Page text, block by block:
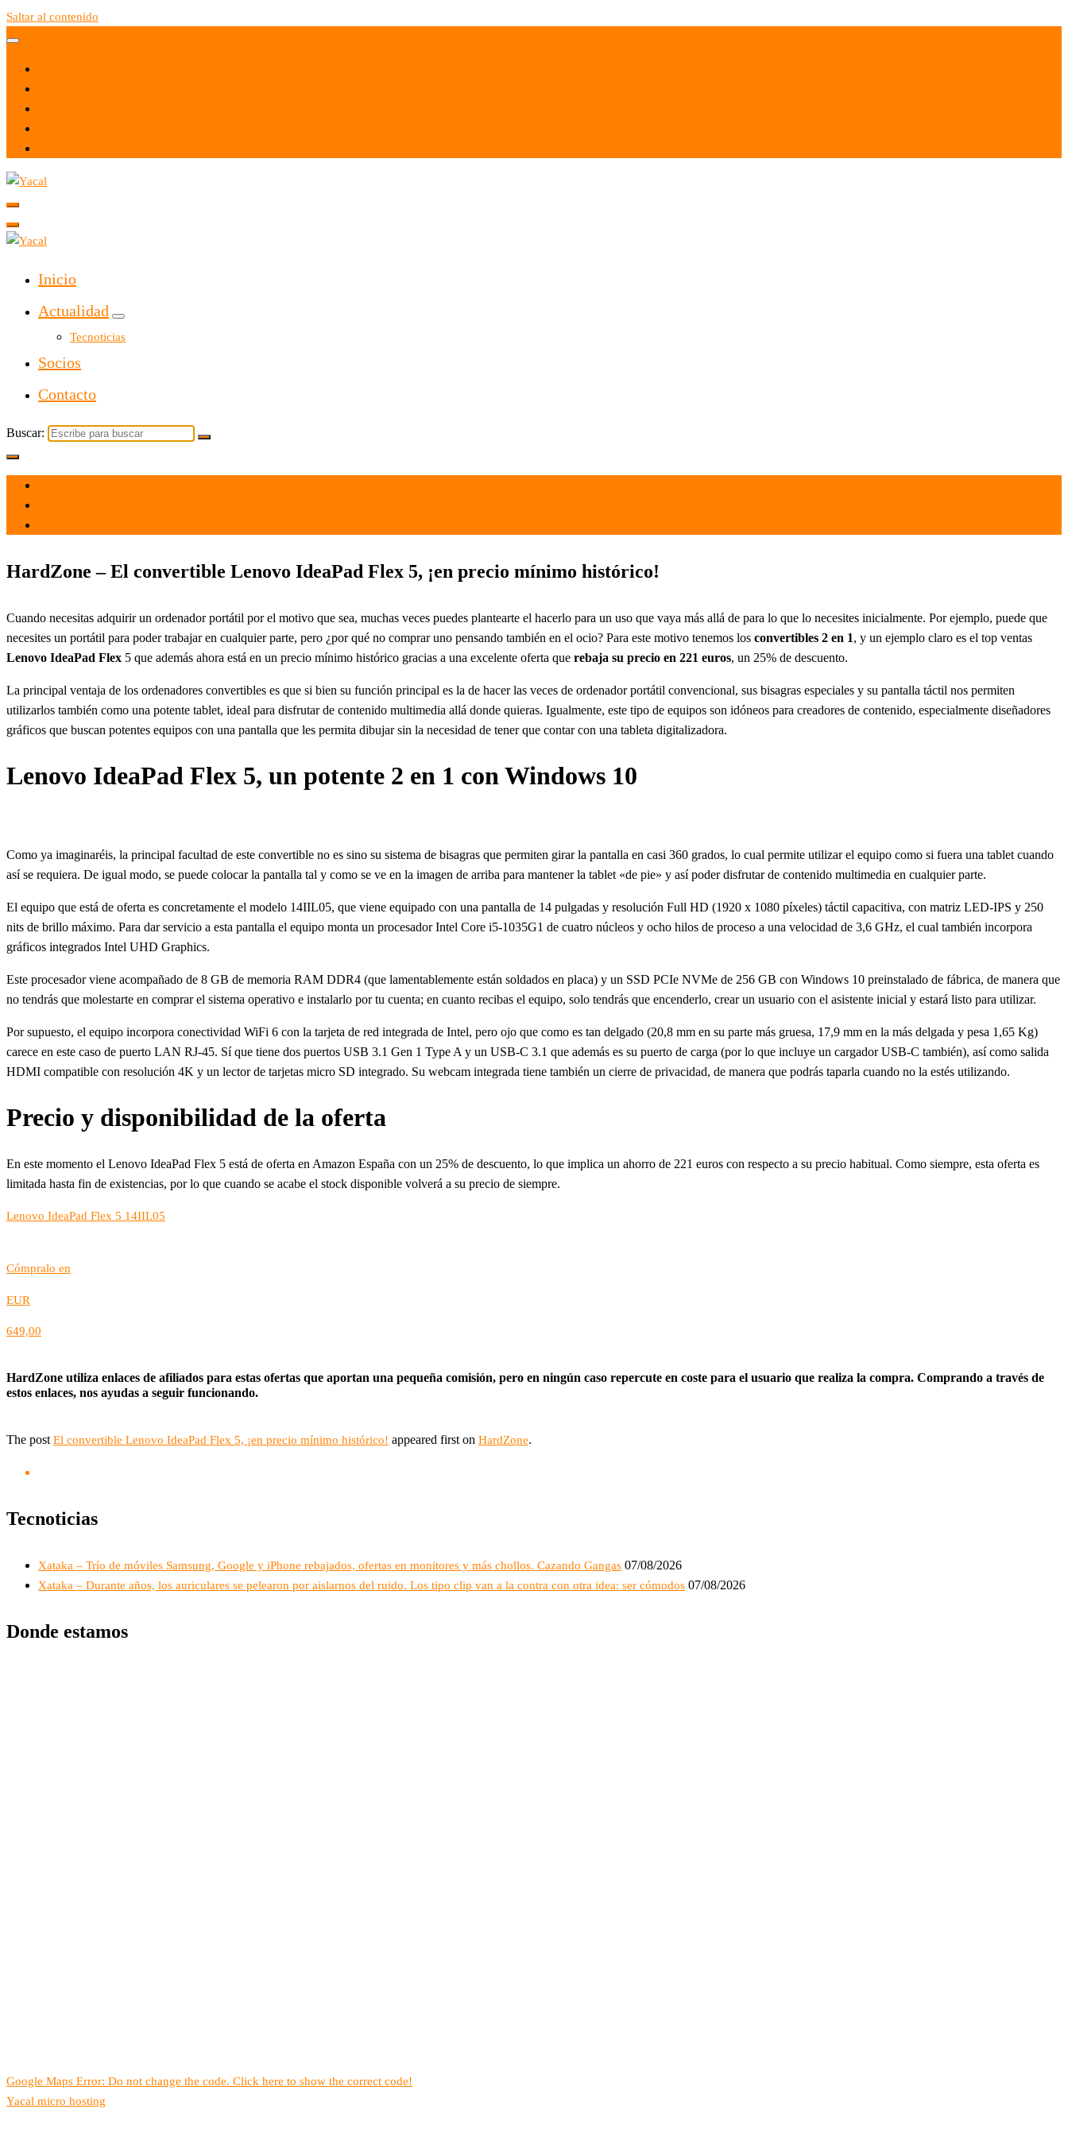
Saltar al contenido
Yacal micro hosting
Inicio
Actualidad
Tecnoticias
Socios
Contacto
Buscar:
HardZone – El convertible Lenovo IdeaPad Flex 5, ¡en precio mínimo histórico!
Cuando necesitas adquirir un ordenador portátil por el motivo que sea, muchas veces puedes plantearte el hacerlo para un uso que vaya más allá de para lo que lo necesites inicialmente. Por ejemplo, puede que
necesites un portátil para poder trabajar en cualquier parte, pero ¿por qué no comprar uno pensando también en el ocio? Para este motivo tenemos los convertibles 2 en 1, y un ejemplo claro es el top ventas
Lenovo IdeaPad Flex 5 que además ahora está en un precio mínimo histórico gracias a una excelente oferta que rebaja su precio en 221 euros, un 25% de descuento.
La principal ventaja de los ordenadores convertibles es que si bien su función principal es la de hacer las veces de ordenador portátil convencional, sus bisagras especiales y su pantalla táctil nos permiten
utilizarlos también como una potente tablet, ideal para disfrutar de contenido multimedia allá donde quieras. Igualmente, este tipo de equipos son idóneos para creadores de contenido, especialmente diseñadores
gráficos que buscan potentes equipos con una pantalla que les permita dibujar sin la necesidad de tener que contar con una tableta digitalizadora.
Lenovo IdeaPad Flex 5, un potente 2 en 1 con Windows 10
Como ya imaginaréis, la principal facultad de este convertible no es sino su sistema de bisagras que permiten girar la pantalla en casi 360 grados, lo cual permite utilizar el equipo como si fuera una tablet cuando
así se requiera. De igual modo, se puede colocar la pantalla tal y como se ve en la imagen de arriba para mantener la tablet «de pie» y así poder disfrutar de contenido multimedia en cualquier parte.
El equipo que está de oferta es concretamente el modelo 14IIL05, que viene equipado con una pantalla de 14 pulgadas y resolución Full HD (1920 x 1080 píxeles) táctil capacitiva, con matriz LED-IPS y 250
nits de brillo máximo. Para dar servicio a esta pantalla el equipo monta un procesador Intel Core i5-1035G1 de cuatro núcleos y ocho hilos de proceso a una velocidad de 3,6 GHz, el cual también incorpora
gráficos integrados Intel UHD Graphics.
Este procesador viene acompañado de 8 GB de memoria RAM DDR4 (que lamentablemente están soldados en placa) y un SSD PCIe NVMe de 256 GB con Windows 10 preinstalado de fábrica, de manera que
no tendrás que molestarte en comprar el sistema operativo e instalarlo por tu cuenta; en cuanto recibas el equipo, solo tendrás que encenderlo, crear un usuario con el asistente inicial y estará listo para utilizar.
Por supuesto, el equipo incorpora conectividad WiFi 6 con la tarjeta de red integrada de Intel, pero ojo que como es tan delgado (20,8 mm en su parte más gruesa, 17,9 mm en la más delgada y pesa 1,65 Kg)
carece en este caso de puerto LAN RJ-45. Sí que tiene dos puertos USB 3.1 Gen 1 Type A y un USB-C 3.1 que además es su puerto de carga (por lo que incluye un cargador USB-C también), así como salida
HDMI compatible con resolución 4K y un lector de tarjetas micro SD integrado. Su webcam integrada tiene también un cierre de privacidad, de manera que podrás taparla cuando no la estés utilizando.
Precio y disponibilidad de la oferta
En este momento el Lenovo IdeaPad Flex 5 está de oferta en Amazon España con un 25% de descuento, lo que implica un ahorro de 221 euros con respecto a su precio habitual. Como siempre, esta oferta es
limitada hasta fin de existencias, por lo que cuando se acabe el stock disponible volverá a su precio de siempre.
Lenovo IdeaPad Flex 5 14IIL05
Cómpralo en
EUR
649,00
HardZone utiliza enlaces de afiliados para estas ofertas que aportan una pequeña comisión, pero en ningún caso repercute en coste para el usuario que realiza la compra. Comprando a través de
estos enlaces, nos ayudas a seguir funcionando.
The post El convertible Lenovo IdeaPad Flex 5, ¡en precio mínimo histórico! appeared first on HardZone.
Tecnoticias
Xataka – Trío de móviles Samsung, Google y iPhone rebajados, ofertas en monitores y más chollos. Cazando Gangas 07/08/2026
Xataka – Durante años, los auriculares se pelearon por aislarnos del ruido. Los tipo clip van a la contra con otra idea: ser cómodos 07/08/2026
Donde estamos
Google Maps Error: Do not change the code. Click here to show the correct code!
Yacal micro hosting